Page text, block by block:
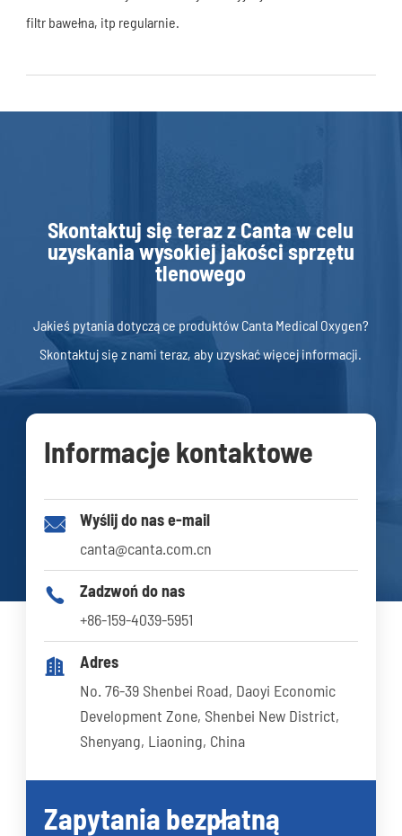
filtr bawełna, itp regularnie.
Skontaktuj się teraz z Canta w celu
uzyskania wysokiej jakości sprzętu
tlenowego
Jakieś pytania dotyczące produktów Canta Medical Oxygen?
Skontaktuj się z nami teraz, aby uzyskać więcej informacji.
Informacje kontaktowe

Wyślij do nas e-mail
canta@canta.com.cn

Zadzwoń do nas
+86-159-4039-5951

Adres
No. 76-39 Shenbei Road, Daoyi Economic
Development Zone, Shenbei New District,
Shenyang, Liaoning, China
Zapytania bezpłatną